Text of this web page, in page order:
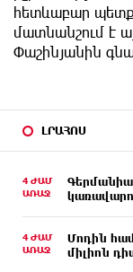
ԼՐԱՀՈՍ
4 ԺԱՄ
ԱՌԱՋ
4 ԺԱՄ
ԱՌԱՋ
Մոդին
միլիոն
հետևաբար պետք
մատնանշում է
Փաշինյանին